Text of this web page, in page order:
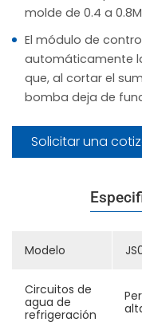
molde de 0.4 a
El módulo de
automáticamente
que, al cortar el
bomba deja de
Solicitar una
Modelo
Circuitos de
agua de
refrigeración